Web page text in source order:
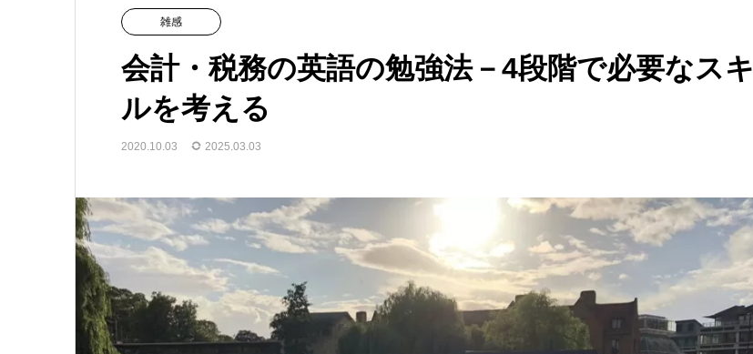
雑感
会計・税務の英語の勉強法－4段階で必要なスキ
ルを考える
2020.10.03 2025.03.03